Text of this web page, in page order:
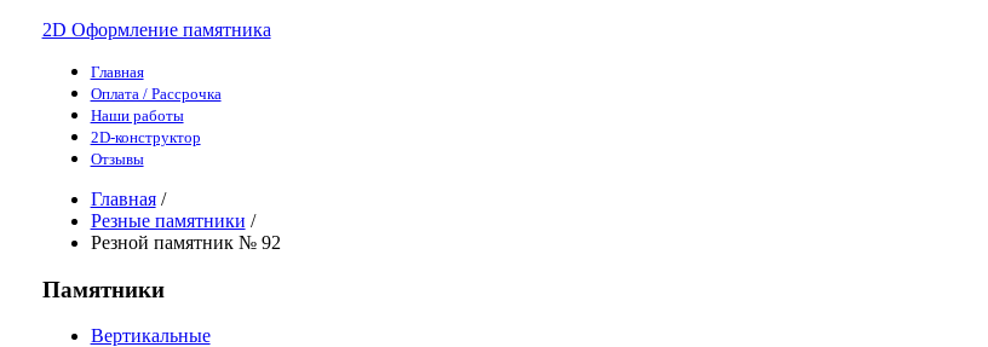
2D Оформление памятника
Главная
Оплата / Рассрочка
Наши работы
2D-конструктор
Отзывы
Главная /
Резные памятники /
Резной памятник № 92
Памятники
Вертикальные